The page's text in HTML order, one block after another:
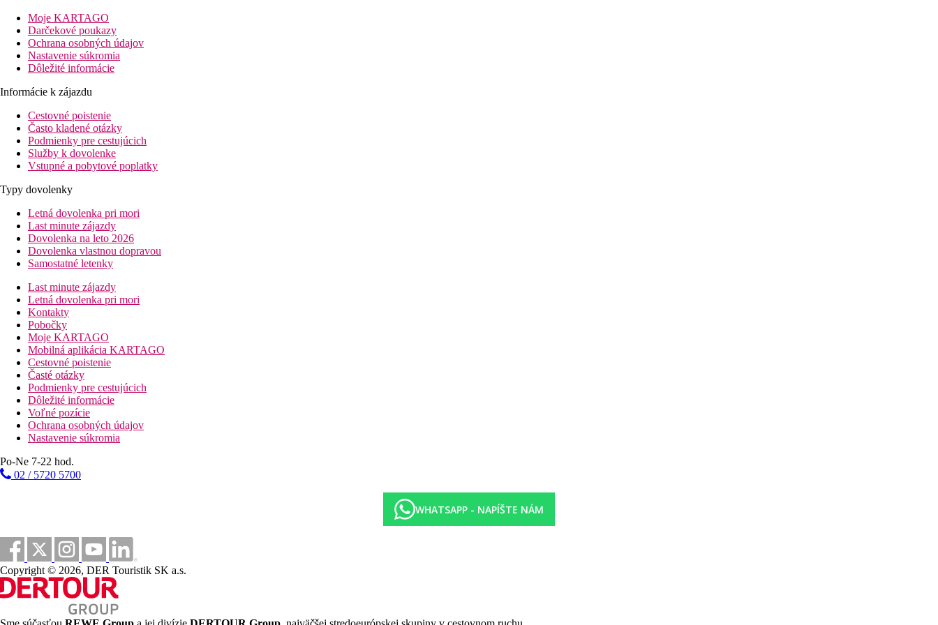
verejných priestoroch hotela je dostupné WiFi pripojenie. Na pracovné cesty či firemné rokovania môžete využívať konferenčné miestnosti
Popis izby
Všetky hotelové izby sú navrhnuté tak, aby zaručovali maximálne pohodlie a relaxáciu. Každá izba je vybavená vlastným sociálnym zariadením a kúpeľňou so sprchou alebo vaňou. Izby disponujú aj fénom,
satelitnou TV, trezorom, minibarom, varnou kanvicou, balkónom alebo terasou a sú plne klimatizované. V každej izbe je dostupné WiFi pripojenie. Hotel ponúka aj priestrannejšie suity s obývacou časťou
Šport a zábava
stráviť aktívnejšie, môžete si zacvičiť vo fitness. Na relaxáciu a oddych vám dobre poslúži hotelové Wellness zázemie s ponukou masáží a relaxačných procedúr. Pre deti je tu vonkajšie detské ihrisko a herňa
Stravovanie
Raňajky
500 m
Vzdialenosť k pláži
47 km
Vzdialenosť od najbližšieho letiska
bazény
Ležadlá a slnečníky pri bazéne zadarmo
Bar pri bazéne
Fotogaléria
Moje KARTAGO
Darčekové poukazy
Ochrana osobných údajov
Nastavenie súkromia
Dôležité informácie
Informácie k zájazdu
Cestovné poistenie
Často kladené otázky
Podmienky pre cestujúcich
Služby k dovolenke
Vstupné a pobytové poplatky
Typy dovolenky
Letná dovolenka pri mori
Last minute zájazdy
Dovolenka na leto 2026
Dovolenka vlastnou dopravou
Samostatné letenky
Last minute zájazdy
Letná dovolenka pri mori
Kontakty
Pobočky
Moje KARTAGO
Mobilná aplikácia KARTAGO
Cestovné poistenie
Časté otázky
Podmienky pre cestujúcich
Dôležité informácie
Voľné pozície
Ochrana osobných údajov
Nastavenie súkromia
Po-Ne 7-22 hod.
02 / 5720 5700
WHATSAPP - NAPÍŠTE NÁM
Copyright © 2026, DER Touristik SK a.s.